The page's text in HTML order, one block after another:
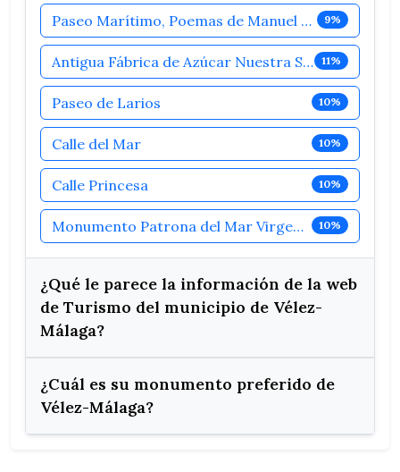
Paseo Marítimo, Poemas de Manuel Alcántara
9%
Antigua Fábrica de Azúcar Nuestra Señora del
11%
Paseo de Larios 10%
Calle del Mar 10%
Calle Princesa 10%
Monumento Patrona del Mar Virgen del Carmen
10%
¿Qué le parece la información de la web
de Turismo del municipio de Vélez-
Málaga?
¿Cuál es su monumento preferido de
Vélez-Málaga?